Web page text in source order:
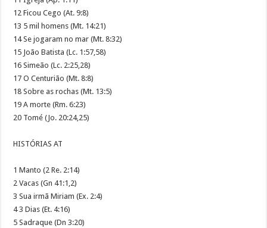
12 Ficou Cego (At. 9:8)
13 5 mil homens (Mt. 14:21)
14 Se jogaram no mar (Mt. 8:32)
15 João Batista (Lc. 1:57,58)
16 Simeão (Lc. 2:25,28)
17 O Centurião (Mt. 8:8)
18 Sobre as rochas (Mt. 13:5)
19 A morte (Rm. 6:23)
20 Tomé (Jo. 20:24,25)
HISTÓRIAS AT
1 Manto (2 Re. 2:14)
2 Vacas (Gn 41:1,2)
3 Sua irmã Miriam (Ex. 2:4)
4 3 Dias (Et. 4:16)
5 Sadraque (Dn 3:20)